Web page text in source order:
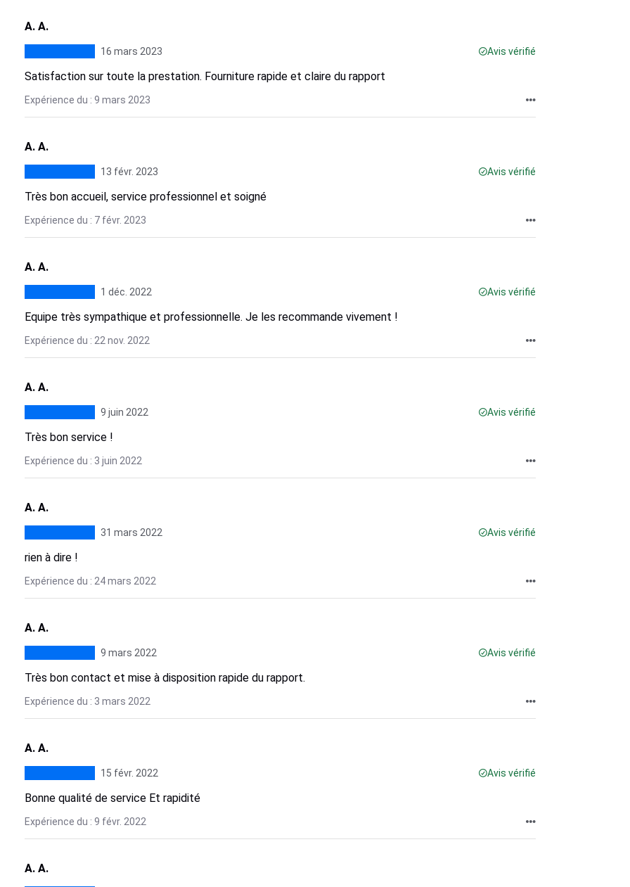
A. A.
16 mars 2023 Avis vérifié
Satisfaction sur toute la prestation. Fourniture rapide et claire du rapport
Expérience du : 9 mars 2023
A. A.
13 févr. 2023 Avis vérifié
Très bon accueil, service professionnel et soigné
Expérience du : 7 févr. 2023
A. A.
1 déc. 2022 Avis vérifié
Equipe très sympathique et professionnelle. Je les recommande vivement !
Expérience du : 22 nov. 2022
A. A.
9 juin 2022 Avis vérifié
Très bon service !
Expérience du : 3 juin 2022
A. A.
31 mars 2022 Avis vérifié
rien à dire !
Expérience du : 24 mars 2022
A. A.
9 mars 2022 Avis vérifié
Très bon contact et mise à disposition rapide du rapport.
Expérience du : 3 mars 2022
A. A.
15 févr. 2022 Avis vérifié
Bonne qualité de service Et rapidité
Expérience du : 9 févr. 2022
A. A.